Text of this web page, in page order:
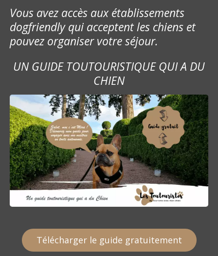
Vous avez accès aux établissements
dogfriendly qui acceptent les chiens et
pouvez organiser votre séjour.
UN GUIDE TOUTOURISTIQUE QUI A DU
CHIEN
Télécharger le guide gratuitement